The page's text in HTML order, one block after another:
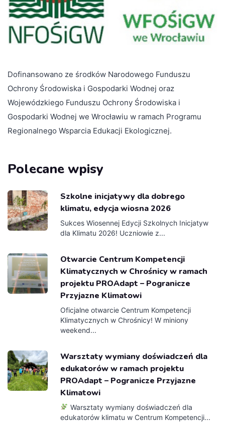
Dofinansowano ze środków Narodowego Funduszu
Ochrony Środowiska i Gospodarki Wodnej oraz
Wojewódzkiego Funduszu Ochrony Środowiska i
Gospodarki Wodnej we Wrocławiu w ramach Programu
Regionalnego Wsparcia Edukacji Ekologicznej.
Polecane wpisy
Szkolne inicjatywy dla dobrego
klimatu, edycja wiosna 2026
Sukces Wiosennej Edycji Szkolnych Inicjatyw
dla Klimatu 2026! Uczniowie z...
Otwarcie Centrum Kompetencji
Klimatycznych w Chrośnicy w ramach
projektu PROAdapt – Pogranicze
Przyjazne Klimatowi
Oficjalne otwarcie Centrum Kompetencji
Klimatycznych w Chrośnicy! W miniony
weekend...
Warsztaty wymiany doświadczeń dla
edukatorów w ramach projektu
PROAdapt – Pogranicze Przyjazne
Klimatowi
Warsztaty wymiany doświadczeń dla
edukatorów klimatu w Centrum Kompetencji...